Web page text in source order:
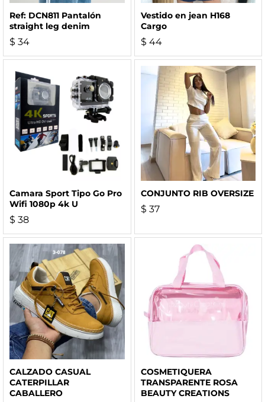
Ref: DCN811 Pantalón
straight leg denim
$ 34
Vestido en jean H168
Cargo
$ 44
Camara Sport Tipo Go Pro
Wifi 1080p 4k U
$ 38
CONJUNTO RIB OVERSIZE
$ 37
CALZADO CASUAL
CATERPILLAR
CABALLERO
COSMETIQUERA
TRANSPARENTE ROSA
BEAUTY CREATIONS